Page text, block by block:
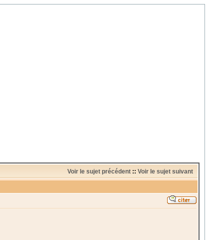
Voir le sujet précédent :: Voir le sujet suivant